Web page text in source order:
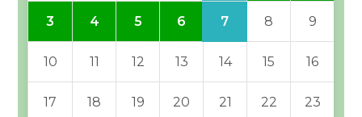
3 4 5 6 7 8 9
10 11 12 13 14 15 16
17 18 19 20 21 22 23